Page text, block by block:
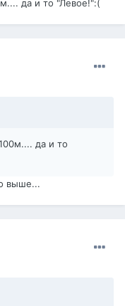
да и то "Левое!":(
да и то
выше...